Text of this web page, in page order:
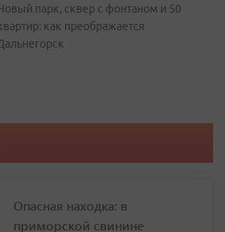
парк, сквер с фонтаном и 50
как преображается
Опасная находка: в
приморской свинине